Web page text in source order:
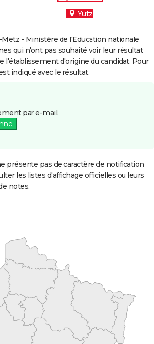
Yutz
- Ministère de l'Education nationale
qui n'ont pas souhaité voir leur résultat
l'établissement d'origine du candidat. Pour
indiqué avec le résultat.
par e-mail.
présente pas de caractère de notification
les listes d'affichage officielles ou leurs
notes.